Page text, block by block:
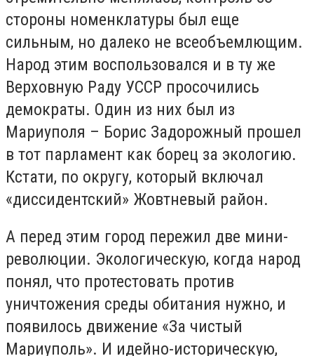
стороны номенклатуры был еще
сильным, но далеко не всеобъемлющим.
Народ этим воспользовался и в ту же
Верховную Раду УССР просочились
демократы. Один из них был из
Мариуполя – Борис Задорожный прошел
в тот парламент как борец за экологию.
Кстати, по округу, который включал
«диссидентский» Жовтневый район.
А перед этим город пережил две мини-
революции. Экологическую, когда народ
понял, что протестовать против
уничтожения среды обитания нужно, и
появилось движение «За чистый
Мариуполь». И идейно-историческую,